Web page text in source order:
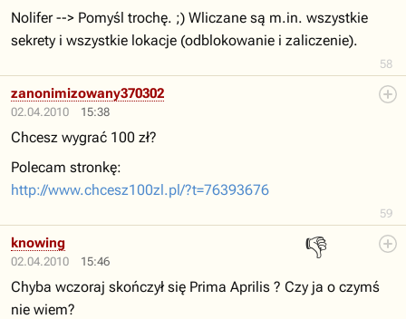
58
Nolifer --> Pomyśl trochę. ;) Wliczane są m.in. wszystkie
sekrety i wszystkie lokacje (odblokowanie i zaliczenie).
02.04.2010 15:38
59
zanonimizowany370302
Chcesz wygrać 100 zł?
Polecam stronkę:
http://www.chcesz100zl.pl/?t=76393676
02.04.2010 15:46
👎
knowing
Chyba wczoraj skończył się Prima Aprilis ? Czy ja o czymś
nie wiem?